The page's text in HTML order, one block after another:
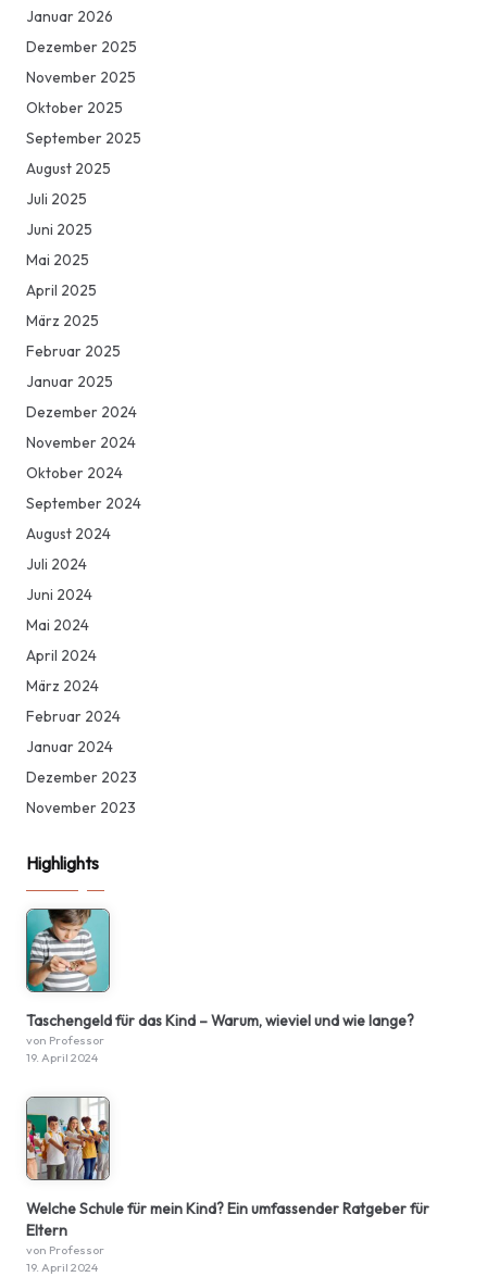
Januar 2026
Dezember 2025
November 2025
Oktober 2025
September 2025
August 2025
Juli 2025
Juni 2025
Mai 2025
April 2025
März 2025
Februar 2025
Januar 2025
Dezember 2024
November 2024
Oktober 2024
September 2024
August 2024
Juli 2024
Juni 2024
Mai 2024
April 2024
März 2024
Februar 2024
Januar 2024
Dezember 2023
November 2023
Highlights
Taschengeld für das Kind – Warum, wieviel und wie lange?
von Professor
19. April 2024
Welche Schule für mein Kind? Ein umfassender Ratgeber für
Eltern
von Professor
19. April 2024